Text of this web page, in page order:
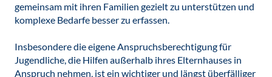
gemeinsam mit ihren Familien gezielt zu unterstützen und
komplexe Bedarfe besser zu erfassen.
Insbesondere die eigene Anspruchsberechtigung für
Jugendliche, die Hilfen außerhalb ihres Elternhauses in
Anspruch nehmen, ist ein wichtiger und längst überfälliger